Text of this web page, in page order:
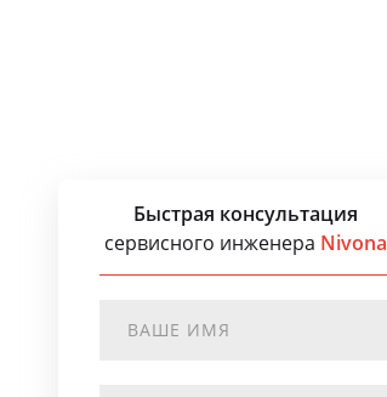
Быстрая консультация
сервисного инженера Nivona